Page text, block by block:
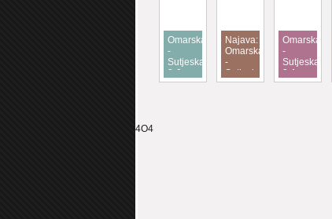
Omarska
-
Sutjeska
3-0
Najava:
Omarska
-
Sutjeska
Foča
Omarska
-
Sutjeska
2-1
4O4